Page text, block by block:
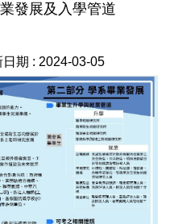
發展及入學管道
期 : 2024-03-05